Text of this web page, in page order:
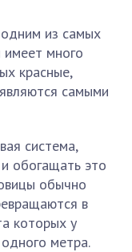
из самых
имеет много
красные,
самыми
система,
обогащать это
обычно
в
которых у
метра.